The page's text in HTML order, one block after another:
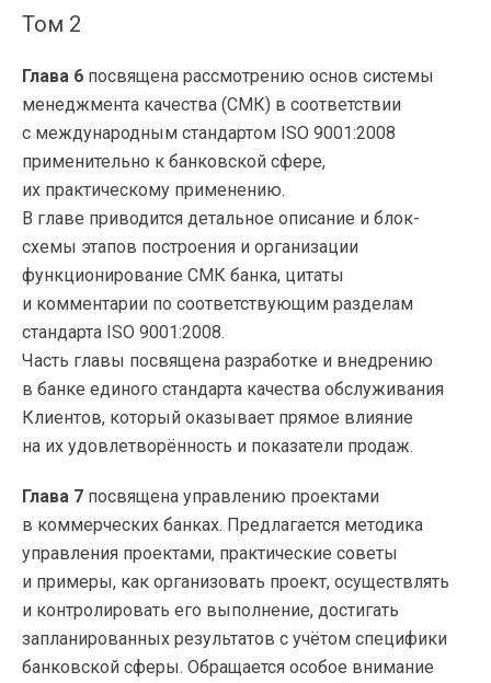
Том 2
Глава 6 посвящена рассмотрению основ системы
менеджмента качества (СМК) в соответствии
с международным стандартом ISO 9001:2008
применительно к банковской сфере,
их практическому применению.
В главе приводится детальное описание и блок-
схемы этапов построения и организации
функционирование СМК банка, цитаты
и комментарии по соответствующим разделам
стандарта ISO 9001:2008.
Часть главы посвящена разработке и внедрению
в банке единого стандарта качества обслуживания
Клиентов, который оказывает прямое влияние
на их удовлетворённость и показатели продаж.
Глава 7 посвящена управлению проектами
в коммерческих банках. Предлагается методика
управления проектами, практические советы
и примеры, как организовать проект, осуществлять
и контролировать его выполнение, достигать
запланированных результатов с учётом специфики
банковской сферы. Обращается особое внимание